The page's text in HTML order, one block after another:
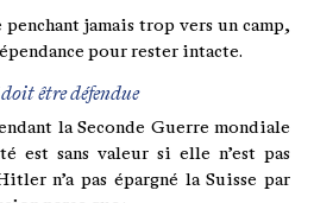
penchant jamais trop vers un camp,
pour rester intacte.
être défendue
la Seconde Guerre mondiale
est sans valeur si elle n’est pas
n’a pas épargné la Suisse par